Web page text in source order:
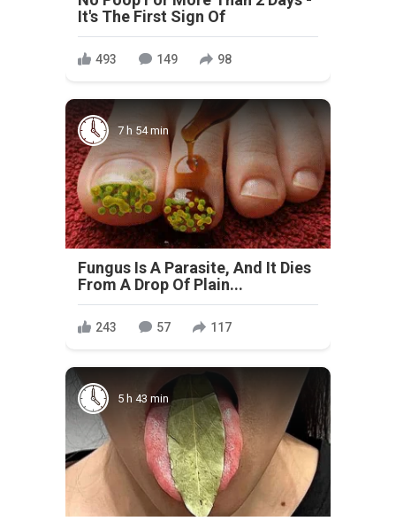
It's The First Sign Of
493 149 98
7 h 54 min
Fungus Is A Parasite, And It Dies
From A Drop Of Plain...
243 57 117
5 h 43 min